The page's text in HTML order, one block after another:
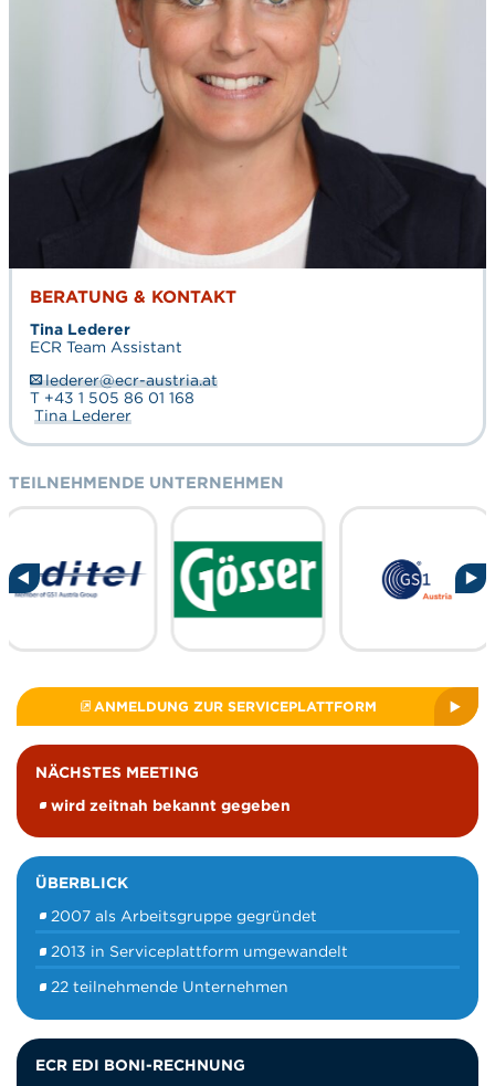
BERATUNG & KONTAKT
Tina Lederer
ECR Team Assistant
lederer@ecr-austria.at
T +43 1 505 86 01 168
Tina Lederer
TEILNEHMENDE UNTERNEHMEN
ANMELDUNG ZUR SERVICEPLATTFORM
NÄCHSTES MEETING
wird zeitnah bekannt gegeben
ÜBERBLICK
2007 als Arbeitsgruppe gegründet
2013 in Serviceplattform umgewandelt
22 teilnehmende Unternehmen
ECR EDI BONI-RECHNUNG